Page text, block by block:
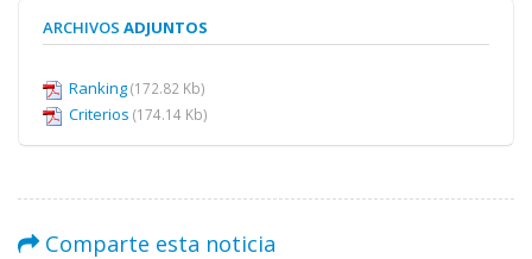
ARCHIVOS ADJUNTOS
Ranking(172.82 Kb)
Criterios (174.14 Kb)
Comparte esta noticia